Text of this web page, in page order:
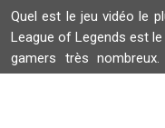
Quel est le jeu vidéo le
League of Legends est
gamers très
développé par Riot